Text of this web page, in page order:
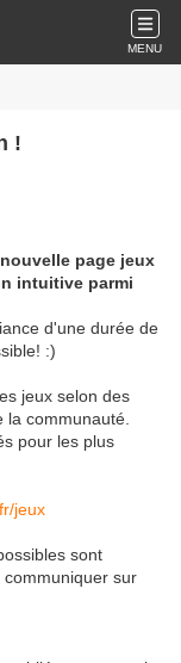
MENU
!
page jeux
intuitive parmi
d'une durée de
:)
jeux selon des
communauté.
pour les plus
jeux
sont
sur